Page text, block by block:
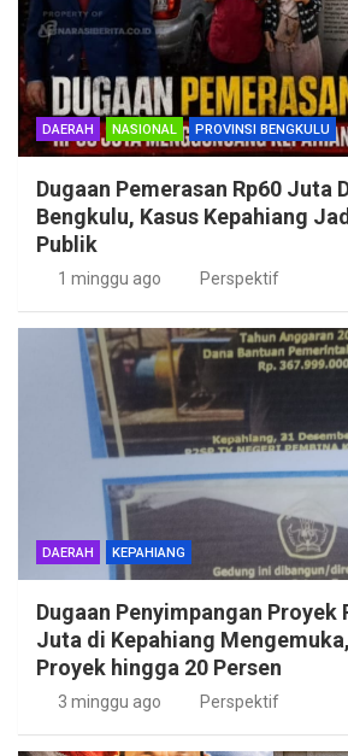
DAERAH NASIONAL PROVINSI BENGKULU
Dugaan Pemerasan Rp60 Juta
Bengkulu, Kasus Kepahiang
Publik
1 minggu ago Perspektif
DAERAH KEPAHIANG
Dugaan Penyimpangan Proyek
Juta di Kepahiang
Proyek hingga 20 Persen
3 minggu ago Perspektif